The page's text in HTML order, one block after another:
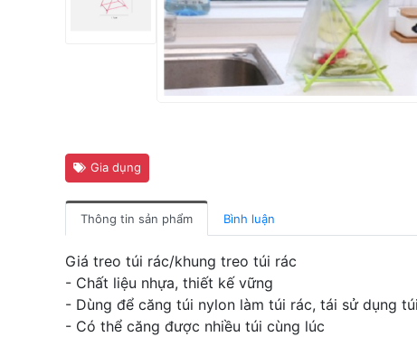
Gia dụng
Thông tin sản phẩm Bình luận
Giá treo túi rác/khung treo túi rác
- Chất liệu nhựa, thiết kế vững
- Dùng để căng túi nylon làm túi rác, tái sử dụng
- Có thể căng được nhiều túi cùng lúc